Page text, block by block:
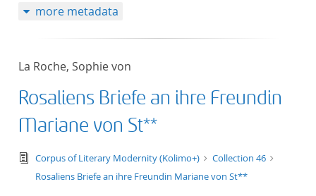
more metadata
La Roche, Sophie von
Rosaliens Briefe an ihre Freundin
Mariane von St**
text/tg.edition+tg.aggregation+xml
Corpus of Literary Modernity (Kolimo+)
Collection 46
Rosaliens Briefe an ihre Freundin Mariane von St**